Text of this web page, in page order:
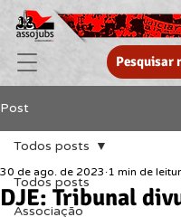
Post
Todos posts
Associação
Todos posts
DJE: Tribunal
30 de ago. de 2023 1 min de